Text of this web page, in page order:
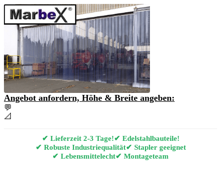
Angebot anfordern, Höhe & Breite angeben:
💬
📐
✔ Lieferzeit 2-3 Tage!✔ Edelstahlbauteile!
✔ Robuste Industriequalität✔ Stapler geeignet
✔ Lebensmittelecht✔ Montageteam